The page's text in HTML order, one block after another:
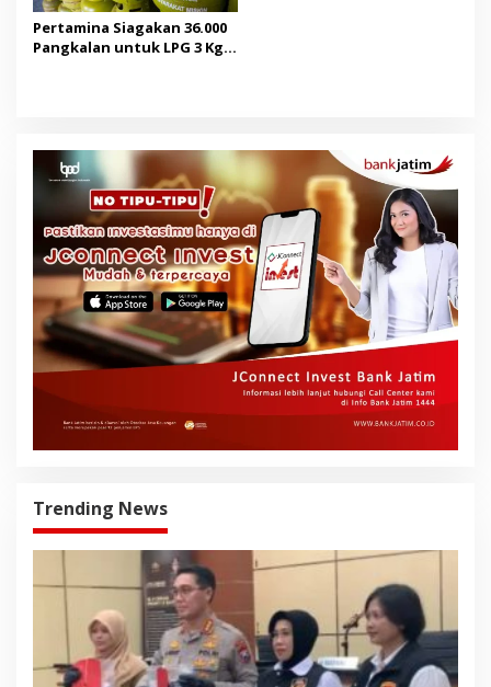
Pertamina Siagakan 36.000
Pangkalan untuk LPG 3 Kg
Trending News